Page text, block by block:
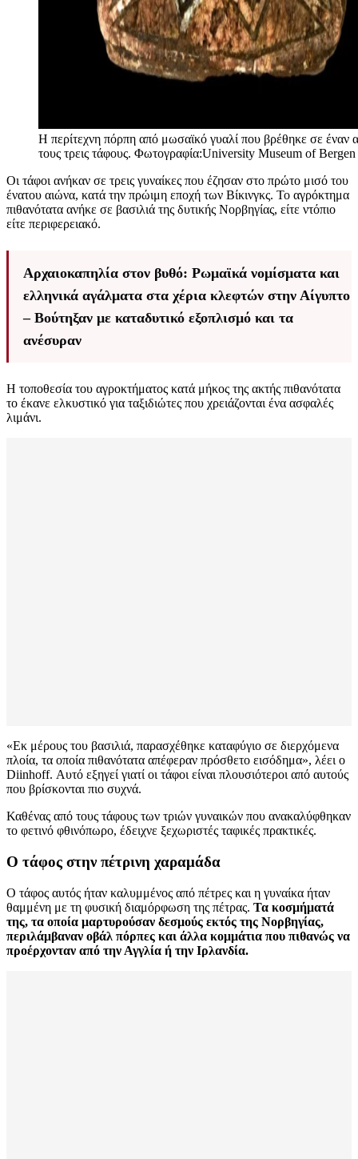
H περίτεχνη πόρπη από μωσαϊκό γυαλί που βρέθηκε σε έναν
τους τρεις τάφους. Φωτογραφία:University Museum of Bergen
Οι τάφοι ανήκαν σε τρεις γυναίκες που έζησαν στο πρώτο μισό του
ένατου αιώνα, κατά την πρώιμη εποχή των Βίκινγκς. Το αγρόκτημα
πιθανότατα ανήκε σε βασιλιά της δυτικής Νορβηγίας, είτε ντόπιο
είτε περιφερειακό.
Αρχαιοκαπηλία στον βυθό: Ρωμαϊκά νομίσματα και
ελληνικά αγάλματα στα χέρια κλεφτών στην Αίγυπτο
– Βούτηξαν με καταδυτικό εξοπλισμό και τα
ανέσυραν
Η τοποθεσία του αγροκτήματος κατά μήκος της ακτής πιθανότατα
το έκανε ελκυστικό για ταξιδιώτες που χρειάζονται ένα ασφαλές
λιμάνι.
«Εκ μέρους του βασιλιά, παρασχέθηκε καταφύγιο σε διερχόμενα
πλοία, τα οποία πιθανότατα απέφεραν πρόσθετο εισόδημα», λέει ο
Diinhoff. Αυτό εξηγεί γιατί οι τάφοι είναι πλουσιότεροι από αυτούς
που βρίσκονται πιο συχνά.
Καθένας από τους τάφους των τριών γυναικών που ανακαλύφθηκαν
το φετινό φθινόπωρο, έδειχνε ξεχωριστές ταφικές πρακτικές.
O τάφος στην πέτρινη χαραμάδα
Ο τάφος αυτός ήταν καλυμμένος από πέτρες και η γυναίκα ήταν
θαμμένη με τη φυσική διαμόρφωση της πέτρας. Τα κοσμήματά
της, τα οποία μαρτυρούσαν δεσμούς εκτός της Νορβηγίας,
περιλάμβαναν οβάλ πόρπες και άλλα κομμάτια που πιθανώς να
προέρχονταν από την Αγγλία ή την Ιρλανδία.